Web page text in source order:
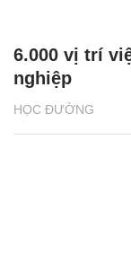
HỌC ĐƯỜNG
6.000 vị trí
nghiệp